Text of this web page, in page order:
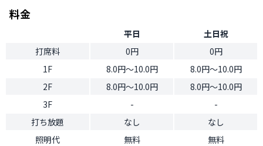
料金
平日
土日祝
打席料
0円
0円
1F
8.0円〜10.0円
8.0円〜10.0円
2F
8.0円〜10.0円
8.0円〜10.0円
3F
-
-
打ち放題
なし
なし
照明代
無料 無料